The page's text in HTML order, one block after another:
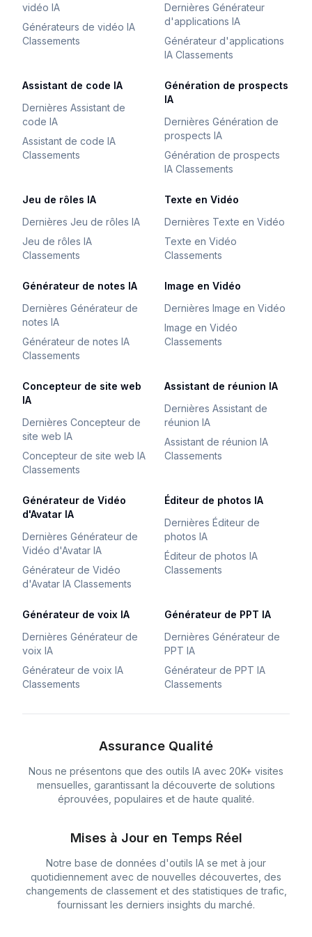
vidéo IA
Générateurs de vidéo IA
Classements
Dernières Générateur
d'applications IA
Générateur d'applications
IA Classements
Assistant de code IA
Dernières Assistant de
code IA
Assistant de code IA
Classements
Génération de prospects
IA
Dernières Génération de
prospects IA
Génération de prospects
IA Classements
Jeu de rôles IA
Dernières Jeu de rôles IA
Jeu de rôles IA
Classements
Texte en Vidéo
Dernières Texte en Vidéo
Texte en Vidéo
Classements
Générateur de notes IA
Dernières Générateur de
notes IA
Générateur de notes IA
Classements
Image en Vidéo
Dernières Image en Vidéo
Image en Vidéo
Classements
Concepteur de site web
IA
Dernières Concepteur de
site web IA
Concepteur de site web IA
Classements
Assistant de réunion IA
Dernières Assistant de
réunion IA
Assistant de réunion IA
Classements
Générateur de Vidéo
d'Avatar IA
Dernières Générateur de
Vidéo d'Avatar IA
Générateur de Vidéo
d'Avatar IA Classements
Éditeur de photos IA
Dernières Éditeur de
photos IA
Éditeur de photos IA
Classements
Générateur de voix IA
Dernières Générateur de
voix IA
Générateur de voix IA
Classements
Générateur de PPT IA
Dernières Générateur de
PPT IA
Générateur de PPT IA
Classements
Assurance Qualité
Nous ne présentons que des outils IA avec 20K+ visites
mensuelles, garantissant la découverte de solutions
éprouvées, populaires et de haute qualité.
Mises à Jour en Temps Réel
Notre base de données d'outils IA se met à jour
quotidiennement avec de nouvelles découvertes, des
changements de classement et des statistiques de trafic,
fournissant les derniers insights du marché.